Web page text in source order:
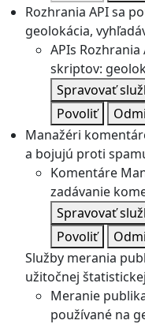
Rozhrania API sa
geolokácia,
APIs Rozhrania
skriptov:
Spravovať
Povoliť
Manažéri
a bojujú proti
Komentáre
zadávanie
Spravovať
Povoliť
Služby merania
užitočnej
Meranie
používané na